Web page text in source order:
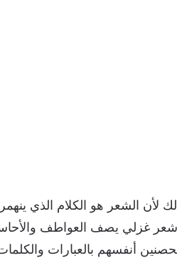
لأن الشعر هو الكلام الذي
شعر غزلي يصف العواطف
أنفسهم بالعبارات